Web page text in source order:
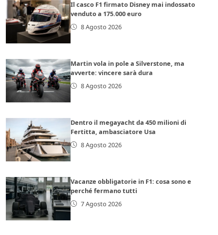
Il casco F1 firmato Disney mai indossato
venduto a 175.000 euro
8 Agosto 2026
Martin vola in pole a Silverstone, ma
avverte: vincere sarà dura
8 Agosto 2026
Dentro il megayacht da 450 milioni di
Fertitta, ambasciatore Usa
8 Agosto 2026
Vacanze obbligatorie in F1: cosa sono e
perché fermano tutti
7 Agosto 2026